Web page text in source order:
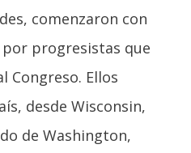
comenzaron con
progresistas que
Congreso. Ellos
desde Wisconsin,
de Washington,